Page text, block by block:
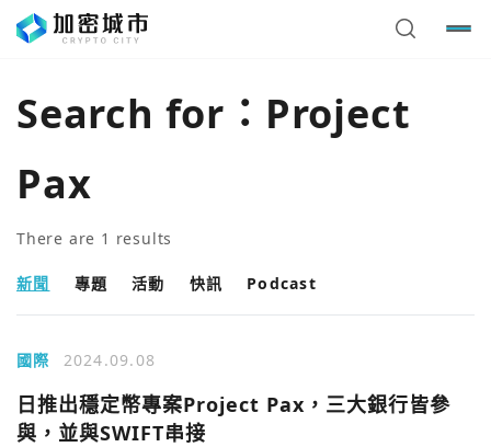
Search for： Project
Pax
There are 1 results
新聞 專題 活動 快訊 Podcast
國際 2024.09.08
日推出穩定幣專案Project Pax，三大銀行皆參
與，並與SWIFT串接
使用以下帳號繼續
您已閒置5分鐘，請點擊關閉按鈕或空白處，即可回到加密
城市